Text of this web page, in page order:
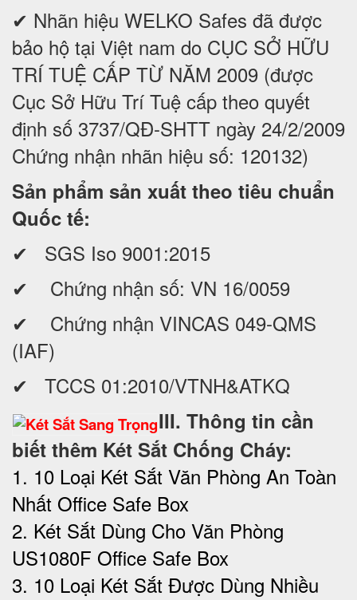
✔ Nhãn hiệu WELKO Safes đã được
bảo hộ tại Việt nam do CỤC SỞ HỮU
TRÍ TUỆ CẤP TỪ NĂM 2009 (được
Cục Sở Hữu Trí Tuệ cấp theo quyết
định số 3737/QĐ-SHTT ngày 24/2/2009
Chứng nhận nhãn hiệu số: 120132)
Sản phẩm sản xuất theo tiêu chuẩn
Quốc tế:
✔ SGS Iso 9001:2015
✔ Chứng nhận số: VN 16/0059
✔ Chứng nhận VINCAS 049-QMS
(IAF)
✔ TCCS 01:2010/VTNH&ATKQ
III. Thông tin cần
biết thêm Két Sắt Chống Cháy:
1. 10 Loại Két Sắt Văn Phòng An Toàn
Nhất Office Safe Box
2. Két Sắt Dùng Cho Văn Phòng
US1080F Office Safe Box
3. 10 Loại Két Sắt Được Dùng Nhiều